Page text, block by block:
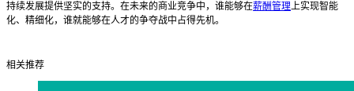
持续发展提供坚实的支持。在未来的商业竞争中，谁能够在薪酬管理上实现智能
化、精细化，谁就能够在人才的争夺战中占得先机。
相关推荐